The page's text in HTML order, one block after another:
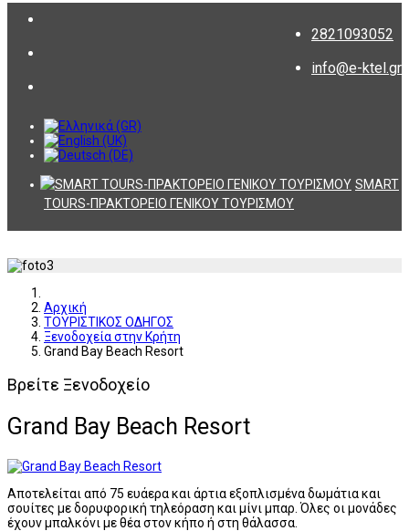
2821093052
info@e-ktel.gr
SMART
TOURS-ΠΡΑΚΤΟΡΕΙΟ ΓΕΝΙΚΟΥ ΤΟΥΡΙΣΜΟΥ
Αρχική
ΤΟΥΡΙΣΤΙΚΟΣ ΟΔΗΓΟΣ
Ξενοδοχεία στην Κρήτη
Grand Bay Beach Resort
Βρείτε Ξενοδοχείο
Grand Bay Beach Resort
Αποτελείται από 75 ευάερα και άρτια εξοπλισμένα δωμάτια και
σουίτες με δορυφορική τηλεόραση και μίνι μπαρ. Όλες οι μονάδες
έχουν μπαλκόνι με θέα στον κήπο ή στη θάλασσα.